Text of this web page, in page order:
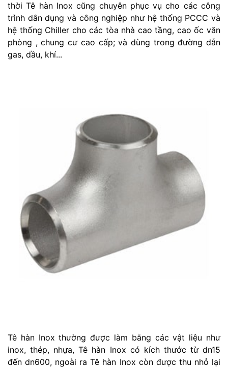
thời Tê hàn Inox cũng chuyên phục vụ cho các công
trình dân dụng và công nghiệp như hệ thống PCCC và
hệ thống Chiller cho các tòa nhà cao tầng, cao ốc văn
phòng , chung cư cao cấp; và dùng trong đường dẫn
gas, dầu, khí...
Tê hàn Inox thường được làm bằng các vật liệu như
inox, thép, nhựa, Tê hàn Inox có kích thước từ dn15
đến dn600, ngoài ra Tê hàn Inox còn được thu nhỏ lại